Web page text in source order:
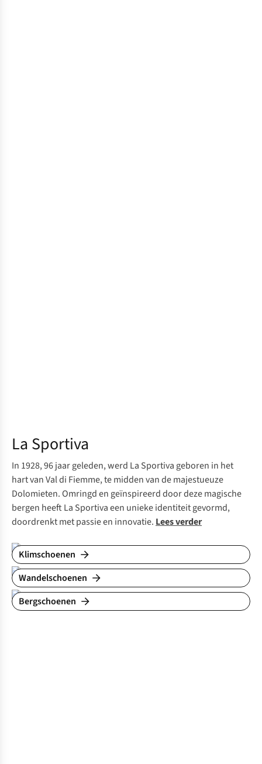
La Sportiva
In 1928, 96 jaar geleden, werd La Sportiva geboren in het
hart van Val di Fiemme, te midden van de majestueuze
Dolomieten. Omringd en geïnspireerd door deze magische
bergen heeft La Sportiva een unieke identiteit gevormd,
doordrenkt met passie en innovatie. Lees verder
Klimschoenen
Wandelschoenen
Bergschoenen